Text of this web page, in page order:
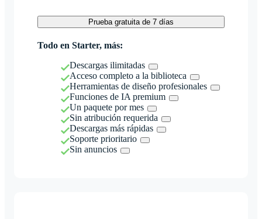
Prueba gratuita de 7 días
Todo en Starter, más:
Descargas ilimitadas
Acceso completo a la biblioteca
Herramientas de diseño profesionales
Funciones de IA premium
Un paquete por mes
Sin atribución requerida
Descargas más rápidas
Soporte prioritario
Sin anuncios